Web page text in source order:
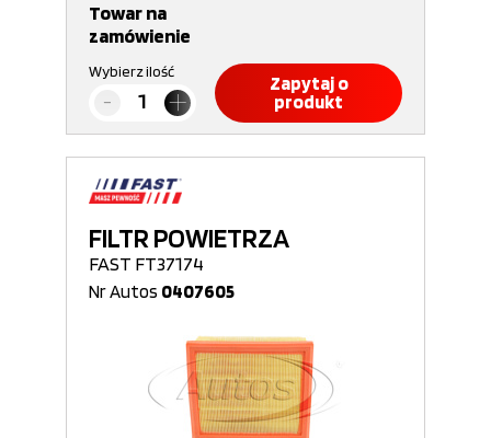
Towar na
zamówienie
Wybierz ilość
Zapytaj o
produkt
FILTR POWIETRZA
FAST FT37174
Nr Autos 0407605